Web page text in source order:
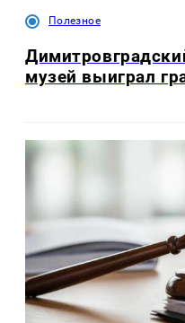
Полезное
музей выиграл